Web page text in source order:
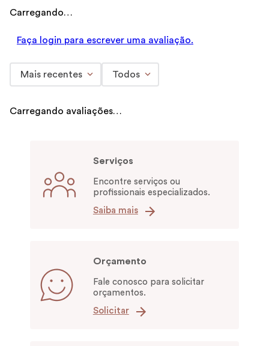
Carregando…
Faça login para escrever uma avaliação.
Mais recentes Todos
Carregando avaliações…
Serviços
Encontre serviços ou
profissionais especializados.
Saiba mais
Orçamento
Fale conosco para solicitar
orçamentos.
Solicitar